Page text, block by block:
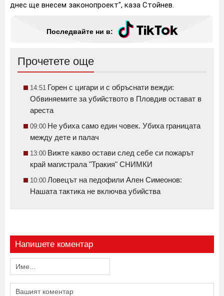
днес ще внесем законопроект", каза Стойнев.
Последвайте ни в:
Прочетете още
14:51 Горен с цигари и с обръснати вежди:
Обвиняемите за убийството в Пловдив остават в
ареста
09:00 Не убиха само един човек. Убиха границата
между дете и палач
13:00 Вижте какво остави след себе си пожарът
край магистрала "Тракия" СНИМКИ
10:00 Ловецът на педофили Ален Симеонов:
Нашата тактика не включва убийства
Напишете коментар